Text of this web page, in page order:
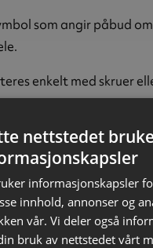
som angir påbud
enkelt med skruer
(PP)
mm
mm
(143.20 kB)
nettstedet
informasjonskapsler
innhold, annonser og
vår. Vi deler også
bruk av nettstedet vårt